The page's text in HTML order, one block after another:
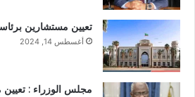
تعيين مستشارين
أغسطس 14, 2024
مجلس الوزراء :